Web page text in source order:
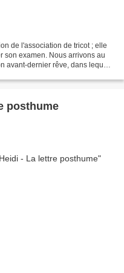
de l'association de tricot ; elle
son examen. Nous arrivons au
avant-dernier rêve, dans lequel
posthume